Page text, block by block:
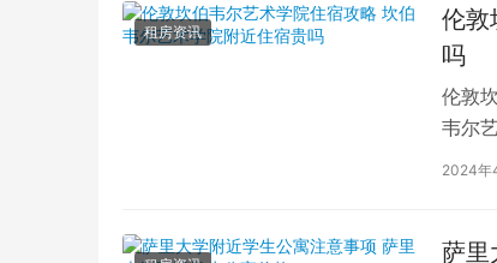
租房资讯
伦敦
吗
伦敦
韦尔
吸引
2024年
萨里